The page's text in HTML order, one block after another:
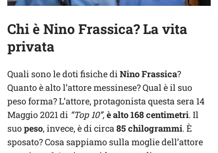
Chi è Nino Frassica? La vita
privata
Quali sono le doti fisiche diNino Frassica?
Quanto è alto l’attore messinese? Qual è il suo
peso forma? L’attore, protagonista questa sera 14
Maggio 2021 di “Top 10”,è alto 168 centimetri. Il
suopeso, invece, è di circa85 chilogrammi. È
sposato? Cosa sappiamo sulla moglie dell’attore